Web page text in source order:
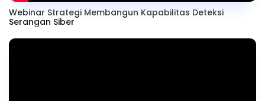
Webinar Strategi Membangun Kapabilitas Deteksi
Serangan Siber